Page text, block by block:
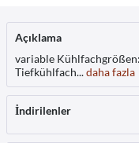
Açıklama
variable
Tiefkühlfach...daha fazla
İndirilenler